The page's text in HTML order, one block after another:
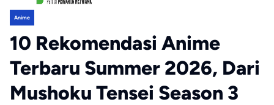
Anime
10 Rekomendasi Anime
Terbaru Summer 2026, Dari
Mushoku Tensei Season 3